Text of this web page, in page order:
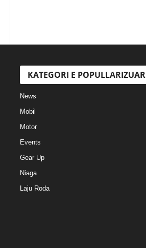
KATEGORI E POPULLARIZUAR
News
Mobil
Motor
Events
Gear Up
Niaga
Laju Roda